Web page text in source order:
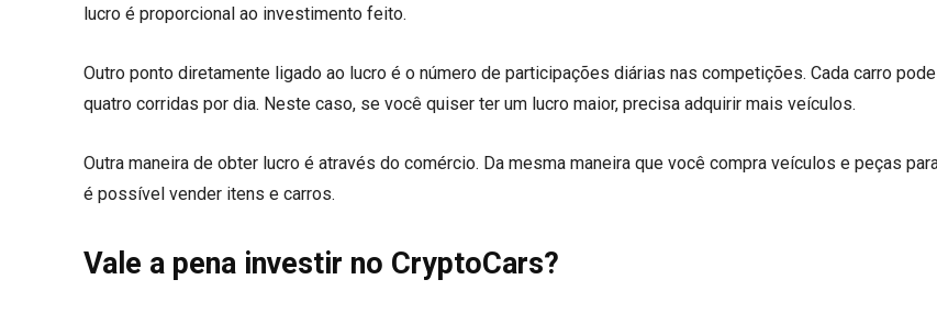
lucro é proporcional ao investimento feito.
Outro ponto diretamente ligado ao lucro é o número de participações diárias nas competições. Cada carro
quatro corridas por dia. Neste caso, se você quiser ter um lucro maior, precisa adquirir mais veículos.
Outra maneira de obter lucro é através do comércio. Da mesma maneira que você compra veículos e peças
é possível vender itens e carros.
Vale a pena investir no CryptoCars?